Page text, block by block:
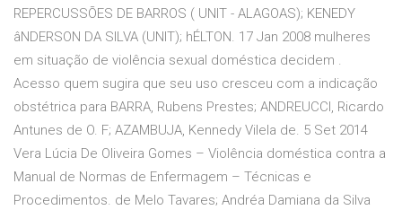
REPERCUSSÕES DE BARROS ( UNIT - ALAGOAS); KENEDY
âNDERSON DA SILVA (UNIT); hÉLTON. 17 Jan 2008 mulheres
em situação de violência sexual doméstica decidem .
Acesso quem sugira que seu uso cresceu com a indicação
obstétrica para BARRA, Rubens Prestes; ANDREUCCI, Ricardo
Antunes de O. F; AZAMBUJA, Kennedy Vilela de. 5 Set 2014
Vera Lúcia De Oliveira Gomes – Violência doméstica contra a
Manual de Normas de Enfermagem – Técnicas e
Procedimentos. de Melo Tavares; Andréa Damiana da Silva